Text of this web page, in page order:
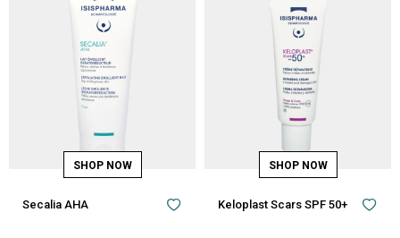
Secalia AHA Keloplast Scars SPF 50+